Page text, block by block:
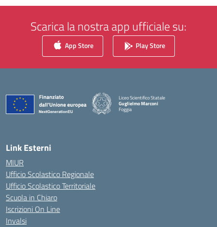
Scarica la nostra app ufficiale su:
App Store Play Store
Liceo Scientifico Statale
Guglielmo Marconi
Foggia
— Visita la pagina iniziale della scuola
Link Esterni
MIUR
Ufficio Scolastico Regionale
Ufficio Scolastico Territoriale
Scuola in Chiaro
Iscrizioni On Line
Invalsi